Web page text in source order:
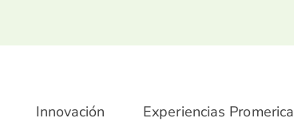
Innovación Experiencias Promerica